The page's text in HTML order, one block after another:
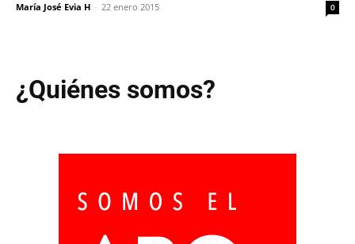
María José Evia H - 22 enero 2015 0
¿Quiénes somos?